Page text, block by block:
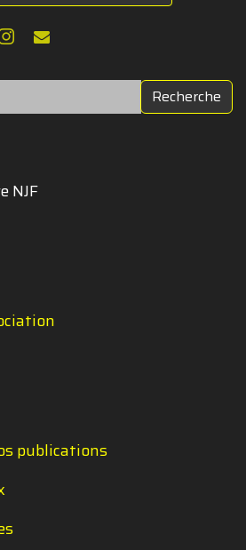
Recherche
NJF
publications